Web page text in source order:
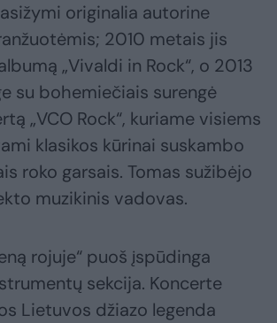
originalia autorine
2010 metais jis
„Vivaldi in Rock“, o 2013
su bohemiečiais surengė
„VCO Rock“, kuriame visiems
klasikos kūrinai suskambo
roko garsais. Tomas sužibėjo
muzikinis vadovas.
rojuje“ puoš įspūdinga
sekcija. Koncerte
Lietuvos džiazo legenda